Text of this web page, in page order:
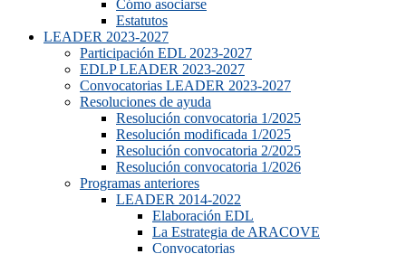
Cómo asociarse
Estatutos
LEADER 2023-2027
Participación EDL 2023-2027
EDLP LEADER 2023-2027
Convocatorias LEADER 2023-2027
Resoluciones de ayuda
Resolución convocatoria 1/2025
Resolución modificada 1/2025
Resolución convocatoria 2/2025
Resolución convocatoria 1/2026
Programas anteriores
LEADER 2014-2022
Elaboración EDL
La Estrategia de ARACOVE
Convocatorias